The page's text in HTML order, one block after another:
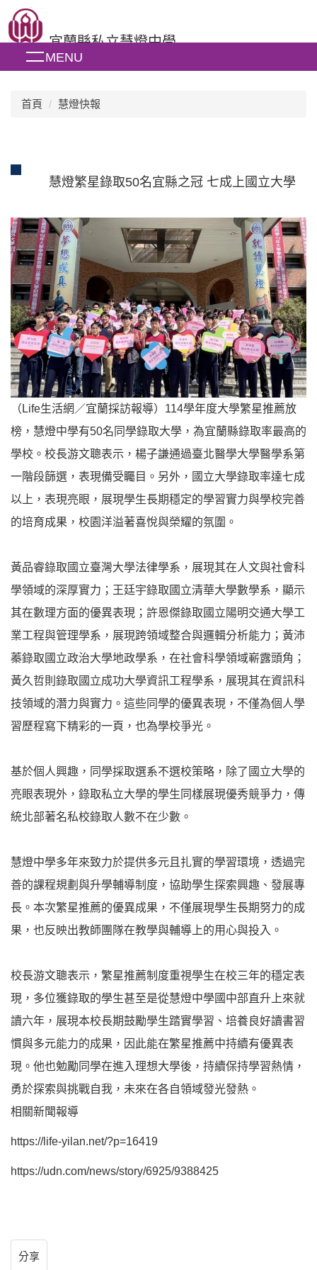
跳
到
主
內
宜蘭縣私立慧燈中學
MENU
首頁 慧燈快報
慧燈繁星錄取50名宜縣之冠 七成上國立大學
（Life生活網／宜蘭採訪報導）114學年度大學繁星推薦放
榜，慧燈中學有50名同學錄取大學，為宜蘭縣錄取率最高的
學校。校長游文聰表示，楊子謙通過臺北醫學大學醫學系第
一階段篩選，表現備受矚目。另外，國立大學錄取率達七成
以上，表現亮眼，展現學生長期穩定的學習實力與學校完善
的培育成果，校園洋溢著喜悅與榮耀的氛圍。
黃品睿錄取國立臺灣大學法律學系，展現其在人文與社會科
學領域的深厚實力；王廷宇錄取國立清華大學數學系，顯示
其在數理方面的優異表現；許恩傑錄取國立陽明交通大學工
業工程與管理學系，展現跨領域整合與邏輯分析能力；黃沛
蓁錄取國立政治大學地政學系，在社會科學領域嶄露頭角；
黃久哲則錄取國立成功大學資訊工程學系，展現其在資訊科
技領域的潛力與實力。這些同學的優異表現，不僅為個人學
習歷程寫下精彩的一頁，也為學校爭光。
基於個人興趣，同學採取選系不選校策略，除了國立大學的
亮眼表現外，錄取私立大學的學生同樣展現優秀競爭力，傳
統北部著名私校錄取人數不在少數。
慧燈中學多年來致力於提供多元且扎實的學習環境，透過完
善的課程規劃與升學輔導制度，協助學生探索興趣、發展專
長。本次繁星推薦的優異成果，不僅展現學生長期努力的成
果，也反映出教師團隊在教學與輔導上的用心與投入。
校長游文聰表示，繁星推薦制度重視學生在校三年的穩定表
現，多位獲錄取的學生甚至是從慧燈中學國中部直升上來就
讀六年，展現本校長期鼓勵學生踏實學習、培養良好讀書習
慣與多元能力的成果，因此能在繁星推薦中持續有優異表
現。他也勉勵同學在進入理想大學後，持續保持學習熱情，
勇於探索與挑戰自我，未來在各自領域發光發熱。
相關新聞報導
https://life-yilan.net/?p=16419
https://udn.com/news/story/6925/9388425
分享